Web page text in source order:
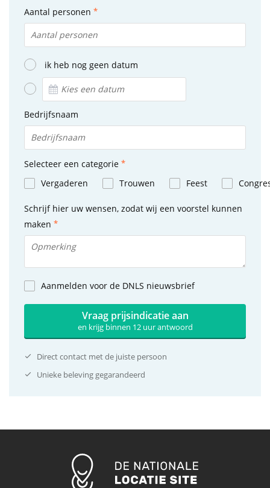
Aantal personen
ik heb nog geen datum
Bedrijfsnaam
Selecteer een categorie
Vergaderen
Trouwen Feest
Schrijf hier uw wensen, zodat wij een voorstel kunnen
maken
Aanmelden voor de DNLS nieuwsbrief
Vraag prijsindicatie aan
en krijg binnen 12 uur antwoord
Direct contact met de juiste persoon
Unieke beleving gegarandeerd